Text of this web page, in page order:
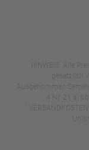
HINWEIS: Alle
gesetzlich
Ausgenommen
4 Nr. 21 a)